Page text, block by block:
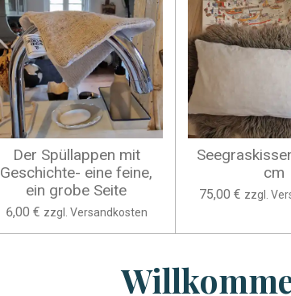
Der Spüllappen mit
Geschichte- eine feine,
ein grobe Seite
6,00 € zzgl. Versandkosten
cm
75,00 € zzgl.